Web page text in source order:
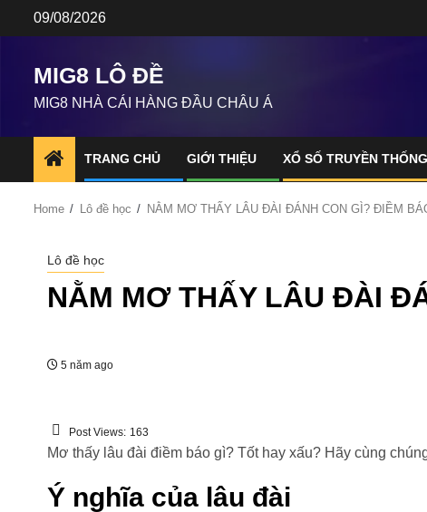
09/08/2026
MIG8 LÔ ĐỀ
MIG8 NHÀ CÁI HÀNG ĐẦU CHÂU Á
TRANG CHỦ GIỚI THIỆU XỔ SỐ TRUYỀN THỐNG
Home Lô đề học NẰM MƠ THẤY LÂU ĐÀI ĐÁNH CON GÌ? ĐIỀM
Lô đề học
NẰM MƠ THẤY LÂU ĐÀI
5 năm ago
Post Views: 163
Mơ thấy lâu đài điềm báo gì? Tốt hay xấu? Hãy cùng
Ý nghĩa của lâu đài